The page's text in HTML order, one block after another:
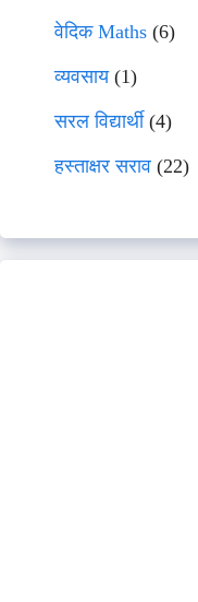
वेदिक Maths (6)
व्यवसाय(1)
सरल विद्यार्थी(4)
हस्ताक्षर सराव (22)